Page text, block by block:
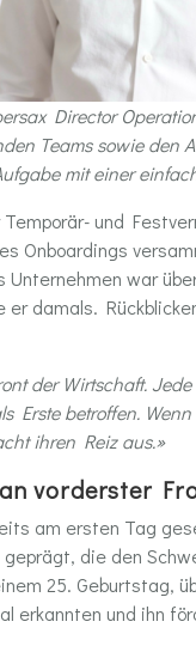
Director
Teams sowie den
mit einer
und
Onboardings
war
er damals.
der Wirtschaft.
Erste betroffen.
ihren Reiz aus.»
vorderster
am ersten Tag
die den
25. Geburtstag,
erkannten und ihn